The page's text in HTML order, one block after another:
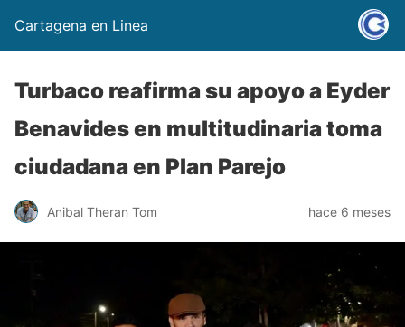
Cartagena en Linea
Turbaco reafirma su apoyo a Eyder
Benavides en multitudinaria toma
ciudadana en Plan Parejo
Anibal Theran Tom hace 6 meses